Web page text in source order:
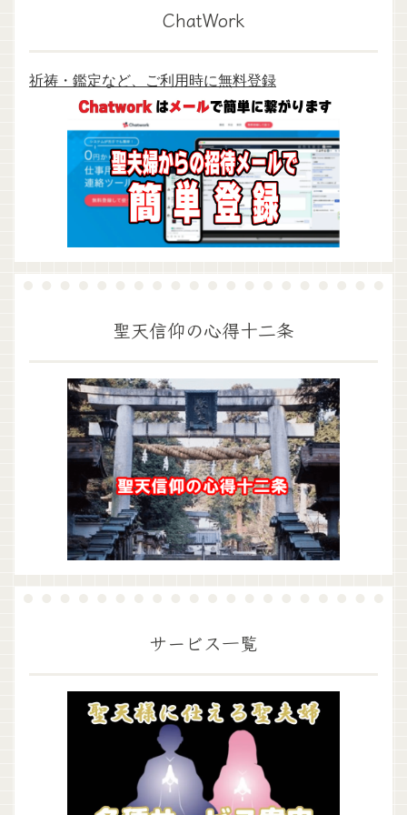
ChatWork
祈祷・鑑定など、ご利用時に無料登録
聖天信仰の心得十二条
サービス一覧